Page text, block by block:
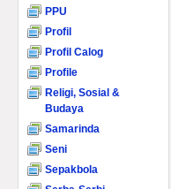
PPU
Profil
Profil Calog
Profile
Religi, Sosial &
Budaya
Samarinda
Seni
Sepakbola